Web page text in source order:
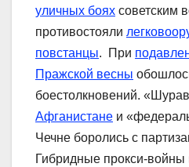
уличных боях советским
противостояли
повстанцы. При
Пражской весны
боестолкновений.
Афганистане и
Чечне боролись с
Гибридные прокси-войны